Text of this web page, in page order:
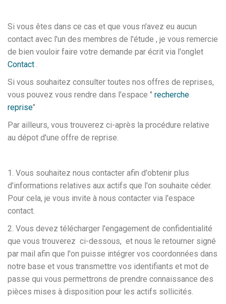
Si vous êtes dans ce cas et que vous n'avez eu aucun
contact avec l'un des membres de l'étude , je vous remercie
de bien vouloir faire votre demande par écrit via l'onglet
Contact .
Si vous souhaitez consulter toutes nos offres de reprises,
vous pouvez vous rendre dans l'espace " recherche
reprise"
Par ailleurs, vous trouverez ci-après la procédure relative
au dépot d'une offre de reprise.
1. Vous souhaitez nous contacter afin d'obtenir plus
d'informations relatives aux actifs que l'on souhaite céder.
Pour cela, je vous invite à nous contacter via l'espace
contact.
2. Vous devez télécharger l'engagement de confidentialité
que vous trouverez ci-dessous, et nous le retourner signé
par mail afin que l'on puisse intégrer vos coordonnées dans
notre base et vous transmettre vos identifiants et mot de
passe qui vous permettrons de prendre connaissance des
pièces mises à disposition pour les actifs sollicités.